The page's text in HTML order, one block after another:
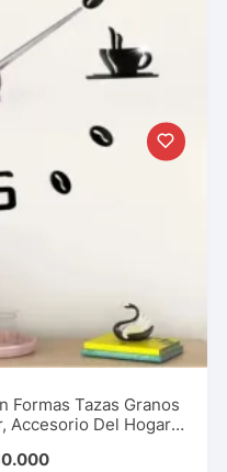
Formas Tazas Granos
Accesorio Del Hogar,